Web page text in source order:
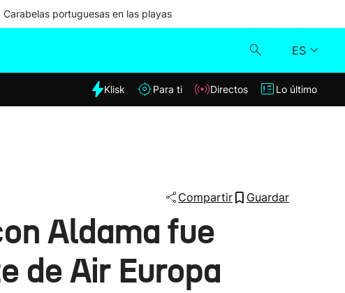
Carabelas portuguesas en las playas
ES
Klisk
Klisk Para ti Directos Lo último
Compartir Guardar
Aldama fue
de Air Europa